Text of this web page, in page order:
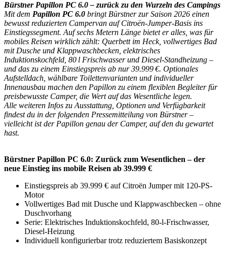
Bürstner Papillon PC 6.0 – zurück zu den Wurzeln des Campings
Mit dem Papillon PC 6.0 bringt Bürstner zur Saison 2026 einen
bewusst reduzierten Campervan auf Citroën-Jumper-Basis ins
Einstiegssegment. Auf sechs Metern Länge bietet er alles, was für
mobiles Reisen wirklich zählt: Querbett im Heck, vollwertiges Bad
mit Dusche und Klappwaschbecken, elektrisches
Induktionskochfeld, 80 l Frischwasser und Diesel-Standheizung –
und das zu einem Einstiegspreis ab nur 39.999 €. Optionales
Aufstelldach, wählbare Toilettenvarianten und individueller
Innenausbau machen den Papillon zu einem flexiblen Begleiter für
preisbewusste Camper, die Wert auf das Wesentliche legen.
Alle weiteren Infos zu Ausstattung, Optionen und Verfügbarkeit
findest du in der folgenden Pressemitteilung von Bürstner –
vielleicht ist der Papillon genau der Camper, auf den du gewartet
hast.
Bürstner Papillon PC 6.0: Zurück zum Wesentlichen – der
neue Einstieg ins mobile Reisen ab 39.999 €
Einstiegspreis ab 39.999 € auf Citroën Jumper mit 120-PS-
Motor
Vollwertiges Bad mit Dusche und Klappwaschbecken – ohne
Duschvorhang
Serie: Elektrisches Induktionskochfeld, 80-l-Frischwasser,
Diesel-Heizung
Individuell konfigurierbar trotz reduziertem Basiskonzept